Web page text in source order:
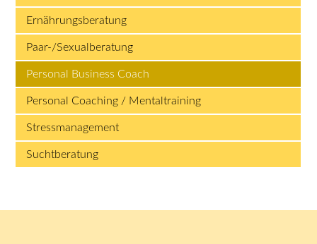
Ernährungsberatung
Paar-/Sexualberatung
Personal Business Coach
Personal Coaching / Mentaltraining
Stressmanagement
Suchtberatung